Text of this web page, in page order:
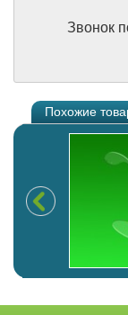
Звонок
Похожие